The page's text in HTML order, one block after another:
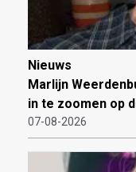
Nieuws
Marlijn
in te zoomen op
07-08-2026